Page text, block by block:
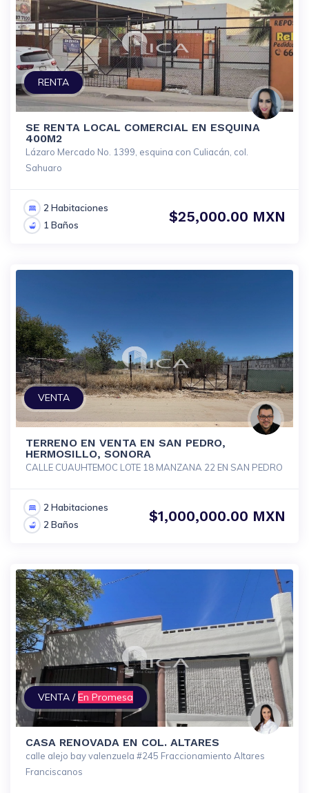
RENTA
SE RENTA LOCAL COMERCIAL EN ESQUINA
400M2
Lázaro Mercado No. 1399, esquina con Culiacán, col.
Sahuaro
2 Habitaciones
1 Baños
$25,000.00 MXN
VENTA
TERRENO EN VENTA EN SAN PEDRO,
HERMOSILLO, SONORA
CALLE CUAUHTEMOC LOTE 18 MANZANA 22 EN SAN PEDRO
2 Habitaciones
2 Baños
$1,000,000.00 MXN
VENTA /En Promesa
CASA RENOVADA EN COL. ALTARES
calle alejo bay valenzuela #245 Fraccionamiento Altares
Franciscanos